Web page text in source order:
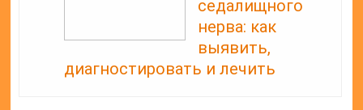
седалищного
нерва: как
выявить,
диагностировать и лечить